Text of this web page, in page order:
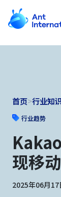
首页>行业知识
行业趋势
现移
2025年06月